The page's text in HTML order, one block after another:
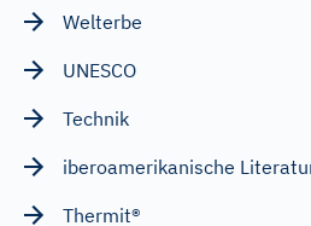
Welterbe
UNESCO
Technik
iberoamerikanische
Thermit®